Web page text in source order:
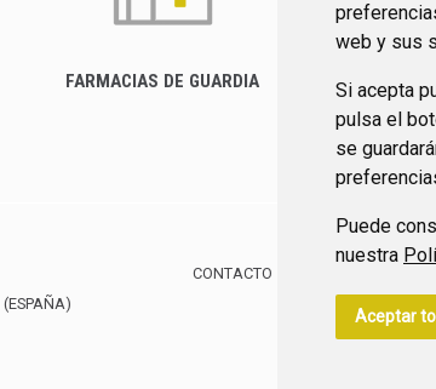
web y sus
Si acepta
pulsa el
se
Puede
nuestra
Aceptar
FARMACIAS DE GUARDIA
CANAL
(ESPAÑA)
CONTACTO